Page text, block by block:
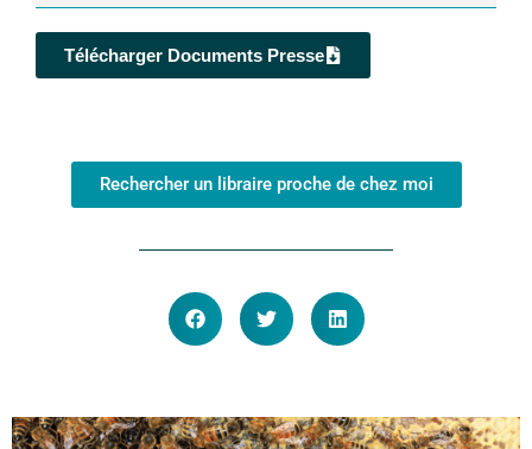
Télécharger Documents Presse
Rechercher un libraire proche de chez moi